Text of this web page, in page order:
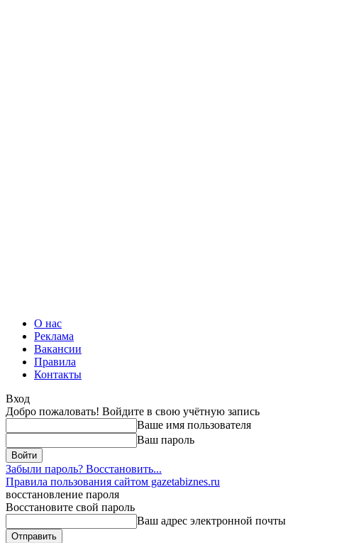
О нас
Реклама
Вакансии
Правила
Контакты
Вход
Добро пожаловать! Войдите в свою учётную запись
Ваше имя пользователя
Ваш пароль
Забыли пароль? Восстановить...
Правила пользования сайтом gazetabiznes.ru
восстановление пароля
Восстановите свой пароль
Ваш адрес электронной почты